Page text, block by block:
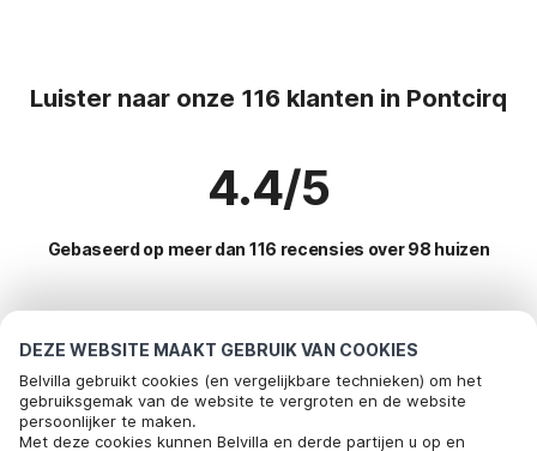
DEZE WEBSITE MAAKT GEBRUIK VAN COOKIES
Belvilla gebruikt cookies (en vergelijkbare technieken) om het
gebruiksgemak van de website te vergroten en de website
persoonlijker te maken.
Met deze cookies kunnen Belvilla en derde partijen u op en
Luister naar onze 116 klanten in Pontcirq
4.4/5
Gebaseerd op meer dan 116 recensies over 98 huizen
Meest populaire bestemmingen voor
vakantie
Top steden met top voorzieningen voor vakantie
Bel om te boeken